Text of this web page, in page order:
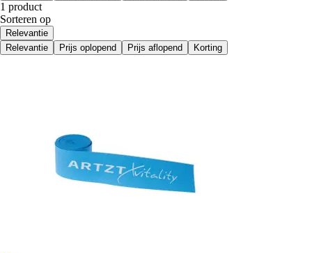
1 product
Sorteren op
Relevantie
Relevantie
Prijs oplopend Prijs aflopend Korting